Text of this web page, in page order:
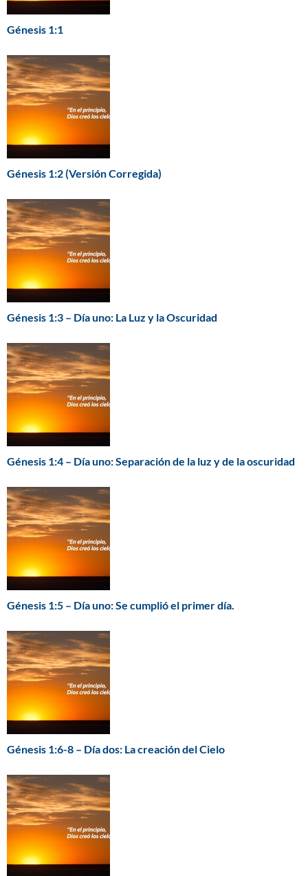
Génesis 1:1
Génesis 1:2 (Versión Corregida)
Génesis 1:3 – Día uno: La Luz y la Oscuridad
Génesis 1:4 – Día uno: Separación de la luz y de la oscuridad
Génesis 1:5 – Día uno: Se cumplió el primer día.
Génesis 1:6-8 – Día dos: La creación del Cielo